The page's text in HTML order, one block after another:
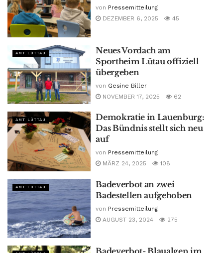
von Pressemitteilung
DEZEMBER 6, 2025
45
AMT LÜTTAU
Neues Vordach am
Sportheim Lütau offiziell
übergeben
von Gesine Biller
NOVEMBER 17, 2025
62
AMT LÜTTAU
Demokratie in Lauenburg:
Das Bündnis stellt sich neu
auf
von Pressemitteilung
MÄRZ 24, 2025
108
AMT LÜTTAU
Badeverbot an zwei
Badestellen aufgehoben
von Pressemitteilung
AUGUST 23, 2024
275